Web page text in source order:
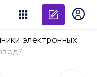
электронных